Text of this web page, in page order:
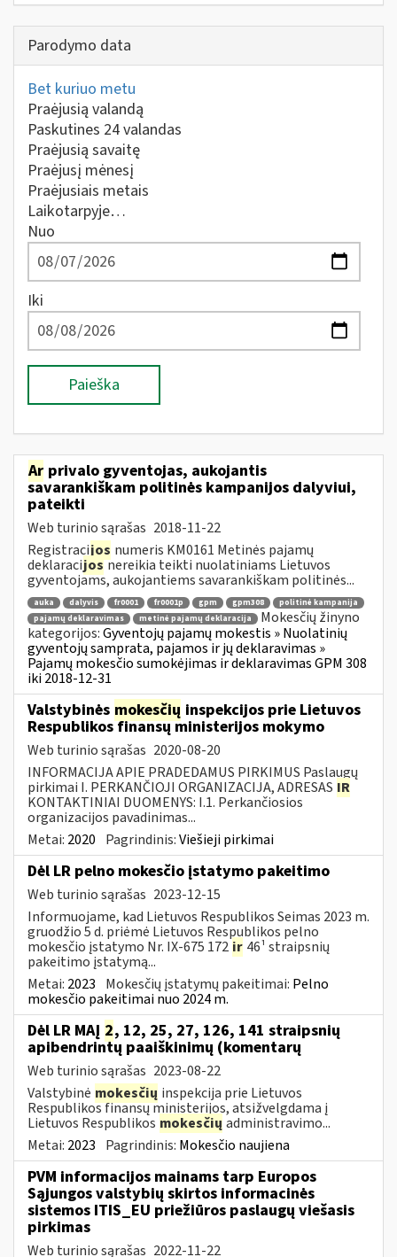
Parodymo data
Bet kuriuo metu
Praėjusią valandą
Paskutines 24 valandas
Praėjusią savaitę
Praėjusį mėnesį
Praėjusiais metais
Laikotarpyje…
Nuo
Iki
Paieška
Ar privalo gyventojas, aukojantis
savarankiškam politinės kampanijos dalyviui,
pateikti
Web turinio sąrašas 2018-11-22
Registracijos numeris KM0161 Metinės pajamų
deklaracijosnereikia teikti nuolatiniams Lietuvos
gyventojams, aukojantiems savarankiškam politinės...
auka dalyvis fr0001 fr0001p gpm gpm308
politinė kampanija
pajamų deklaravimas
metinė pajamų deklaracija
Mokesčių žinyno
kategorijos:Gyventojų pajamų mokestis » Nuolatinių
gyventojų samprata, pajamos ir jų deklaravimas »
Pajamų mokesčio sumokėjimas ir deklaravimas GPM 308
iki 2018-12-31
Valstybinės mokesčių inspekcijos prie Lietuvos
Respublikos finansų ministerijos mokymo
Web turinio sąrašas 2020-08-20
INFORMACIJA APIE PRADEDAMUS PIRKIMUS Paslaugų
pirkimai I. PERKANČIOJI ORGANIZACIJA, ADRESAS IR
KONTAKTINIAI DUOMENYS: I.1. Perkančiosios
organizacijos pavadinimas...
Metai: 2020 Pagrindinis:Viešieji pirkimai
Dėl LR pelno mokesčio įstatymo pakeitimo
Web turinio sąrašas 2023-12-15
Informuojame, kad Lietuvos Respublikos Seimas 2023 m.
gruodžio 5 d. priėmė Lietuvos Respublikos pelno
mokesčio įstatymo Nr. IX-675 172 ir 46¹ straipsnių
pakeitimo įstatymą...
Metai: 2023 Mokesčių įstatymų pakeitimai: Pelno
mokesčio pakeitimai nuo 2024 m.
Dėl LR MAĮ 2, 12, 25, 27, 126, 141 straipsnių
apibendrintų paaiškinimų (komentarų
Web turinio sąrašas 2023-08-22
Valstybinė mokesčių inspekcija prie Lietuvos
Respublikos finansų ministerijos, atsižvelgdama į
Lietuvos Respublikos mokesčių administravimo...
Metai: 2023 Pagrindinis: Mokesčio naujiena
PVM informacijos mainams tarp Europos
Sąjungos valstybių skirtos informacinės
sistemos ITIS_EU priežiūros paslaugų viešasis
pirkimas
Web turinio sąrašas 2022-11-22